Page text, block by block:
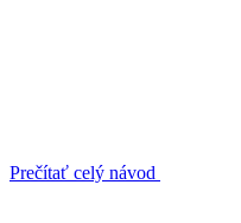
Prečítať celý návod